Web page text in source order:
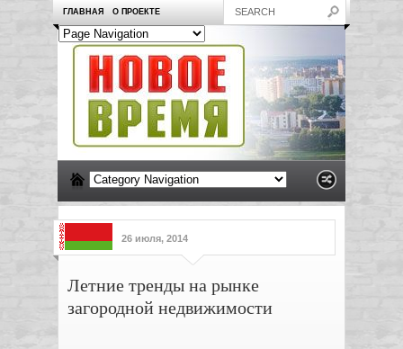
ГЛАВНАЯ О ПРОЕКТЕ
26 июля, 2014
Летние тренды на рынке
загородной недвижимости